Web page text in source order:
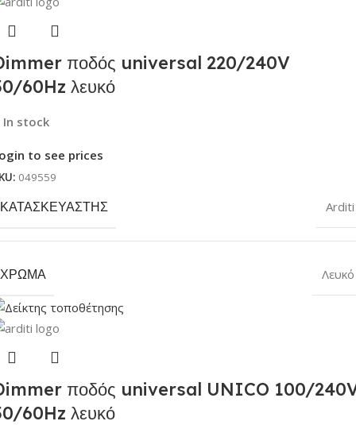
ποδός universal 220/240V
60Hz λευκό
In stock
to see prices
049559
ΚΑΤΑΣΚΕΥΑΣΤΉΣ Arditi
ΧΡΏΜΑ Λευκό
ποδός universal UNICO 100/
60Hz λευκό